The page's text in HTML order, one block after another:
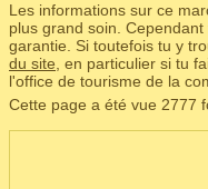
Les informations sur ce
plus grand soin.
garantie. Si toutefois tu y
du site , en particulier si tu
l'office de tourisme de la
Cette page a été vue 2777